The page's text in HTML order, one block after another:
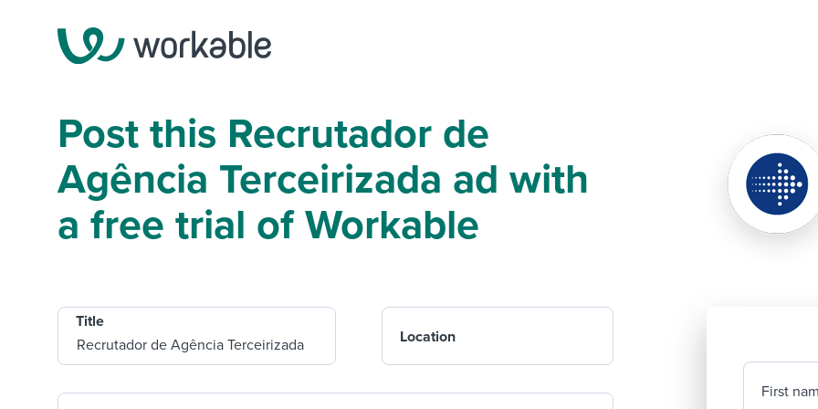
Post this Recrutador de
Agência Terceirizada ad with
a free trial of Workable
Title
Location
First